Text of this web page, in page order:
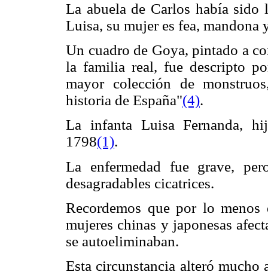
La abuela de Carlos había sido
Luisa, su mujer es fea, mandona
Un cuadro de Goya, pintado a
la familia real, fue descripto
mayor colección de
historia de España"(4).
La infanta Luisa Fernanda,
1798(1).
La enfermedad fue grave,
desagradables cicatrices.
Recordemos que por lo
mujeres chinas y japonesas
se autoeliminaban.
Esta circunstancia alteró